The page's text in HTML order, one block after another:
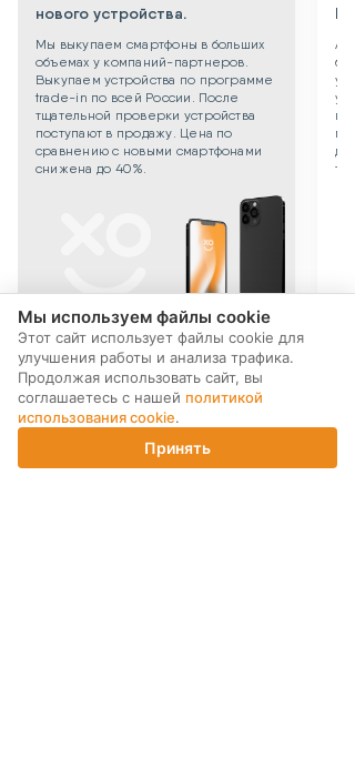
нового устройства.
Мы выкупаем смартфоны в больших
объемах у компаний-партнеров.
Выкупаем устройства по программе
trade-in по всей России. После
тщательной проверки устройства
поступают в продажу. Цена по
сравнению с новыми смартфонами
снижена до 40%.
Корзина
Мы используем файлы cookie
Этот сайт использует файлы cookie для
улучшения работы и анализа трафика.
Продолжая использовать сайт, вы
соглашаетесь с нашей политикой
использования cookie.
Принять